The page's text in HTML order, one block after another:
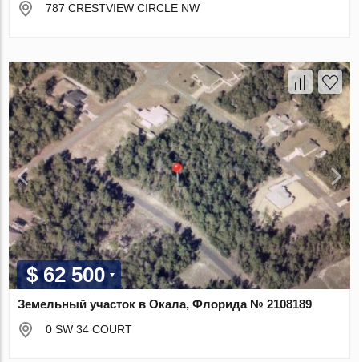
787 CRESTVIEW CIRCLE NW
$ 62 500
Земельный участок в Окала, Флорида № 2108189
0 SW 34 COURT